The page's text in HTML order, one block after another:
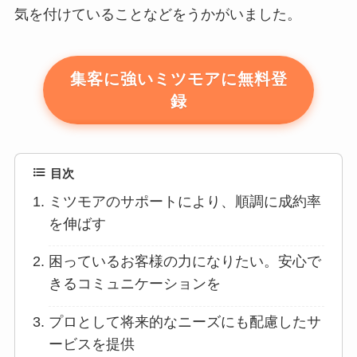
気を付けていることなどをうかがいました。
集客に強いミツモアに無料登
録
目次
ミツモアのサポートにより、順調に成約率
を伸ばす
困っているお客様の力になりたい。安心で
きるコミュニケーションを
プロとして将来的なニーズにも配慮したサ
ービスを提供